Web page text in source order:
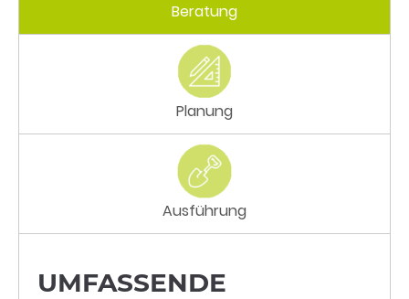
Beratung
Planung
Ausführung
UMFASSENDE